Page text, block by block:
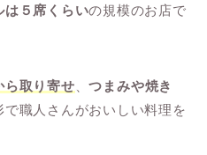
は５席くらいの規模のお店で
ら取り寄せ 、つまみや焼き
で職人さんがおいしい料理を